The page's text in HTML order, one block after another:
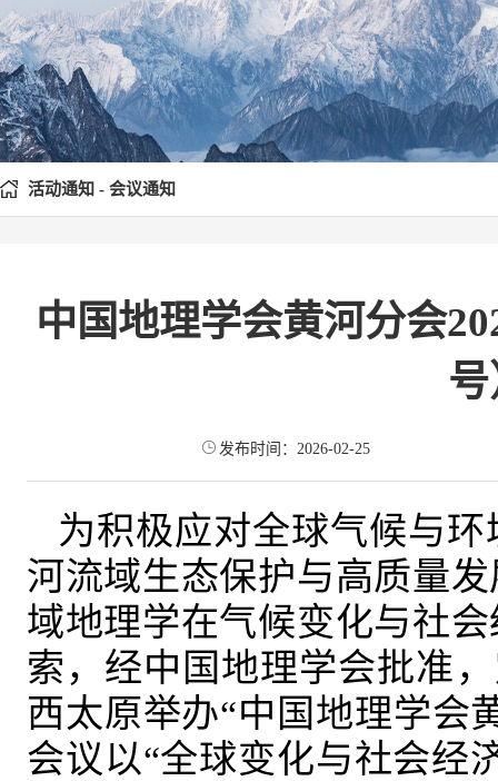
活动通知 - 会议通知
中国地理学会黄河分会
发布时间：2026-02-25
为积极应对全球气候与
河流域生态保护与高质量
域地理学在气候变化与社
索，经中国地理学会批准
西太原举办“中国地理学会
会议以“全球变化与社会经